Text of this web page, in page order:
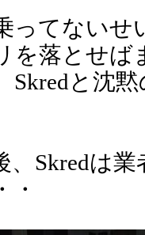
ってないせ
を落とせば
Skredと沈
、Skredは
・